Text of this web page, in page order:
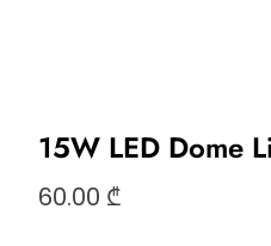
15W LED Dome
60.00 ₾